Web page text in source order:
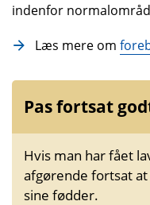
indenfor
Læs mere om
Pas fortsat
Hvis man har fået
afgørende fortsat
sine fødder.